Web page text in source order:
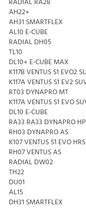
RADIAL RA28
AH22+
AH31 SMARTFLEX
AL10 E-CUBE
RADIAL DH05
TL10
DL10+ E-CUBE MAX
K117B VENTUS S1 EVO2
K117A VENTUS S1 EV2
RT03 DYNAPRO MT
K117A VENTUS S1 EVO
DL10 E-CUBE
RA33 RA33 DYNAPRO
RH03 DYNAPRO AS
K107 VENTUS S1 EVO HRS
RH07 VENTUS AS
RADIAL DW02
TH22
DU01
AL15
DH31 SMARTFLEX